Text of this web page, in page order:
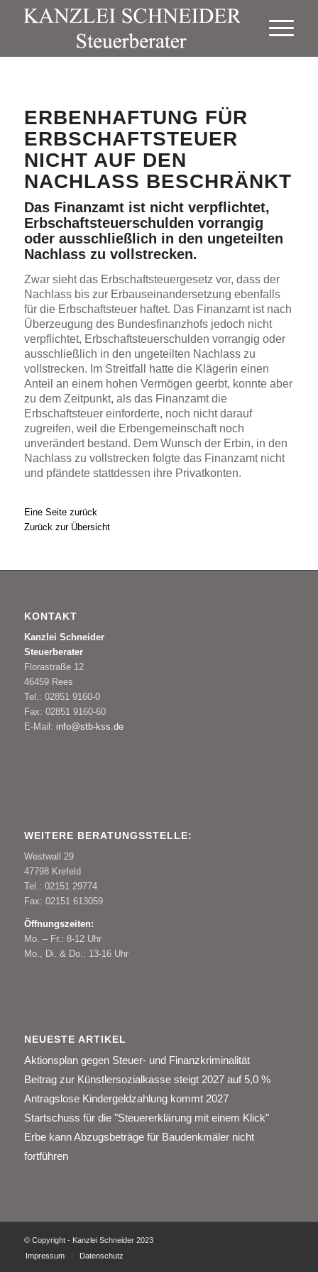
ERBENHAFTUNG FÜR
ERBSCHAFTSTEUER
NICHT AUF DEN
NACHLASS BESCHRÄNKT
Das Finanzamt ist nicht verpflichtet,
Erbschaftsteuerschulden vorrangig
oder ausschließlich in den ungeteilten
Nachlass zu vollstrecken.
Zwar sieht das Erbschaftsteuergesetz vor, dass der
Nachlass bis zur Erbauseinandersetzung ebenfalls
für die Erbschaftsteuer haftet. Das Finanzamt ist nach
Überzeugung des Bundesfinanzhofs jedoch nicht
verpflichtet, Erbschaftsteuerschulden vorrangig oder
ausschließlich in den ungeteilten Nachlass zu
vollstrecken. Im Streitfall hatte die Klägerin einen
Anteil an einem hohen Vermögen geerbt, konnte aber
zu dem Zeitpunkt, als das Finanzamt die
Erbschaftsteuer einforderte, noch nicht darauf
zugreifen, weil die Erbengemeinschaft noch
unverändert bestand. Dem Wunsch der Erbin, in den
Nachlass zu vollstrecken folgte das Finanzamt nicht
und pfändete stattdessen ihre Privatkonten.
Eine Seite zurück
Zurück zur Übersicht
KONTAKT
Kanzlei Schneider
Steuerberater
Florastraße 12
46459 Rees
Tel.: 02851 9160-0
Fax: 02851 9160-60
E-Mail: info@stb-kss.de
WEITERE BERATUNGSSTELLE:
Westwall 29
47798 Krefeld
Tel.: 02151 29774
Fax: 02151 613059
Öffnungszeiten:
Mo. – Fr.: 8-12 Uhr
Mo., Di. & Do.: 13-16 Uhr
NEUESTE ARTIKEL
Aktionsplan gegen Steuer- und Finanzkriminalität
Beitrag zur Künstlersozialkasse steigt 2027 auf 5,0 %
Antragslose Kindergeldzahlung kommt 2027
Startschuss für die "Steuererklärung mit einem Klick"
Erbe kann Abzugsbeträge für Baudenkmäler nicht
fortführen
© Copyright - Kanzlei Schneider 2023
Impressum
Datenschutz